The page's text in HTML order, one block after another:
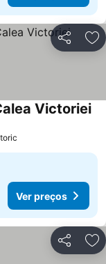
Partilhar
Victoriei
Ver preços
Partilhar